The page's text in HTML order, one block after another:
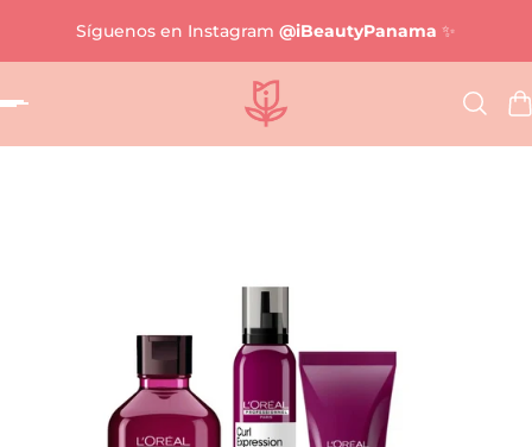
contenidoSíguenos en Instagram @iBeautyPanama ✨